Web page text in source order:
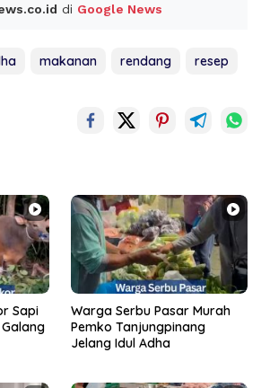
di Google News
makanan rendang resep
Sapi
Warga Serbu Pasar Murah
Pemko Tanjungpinang
Jelang Idul Adha